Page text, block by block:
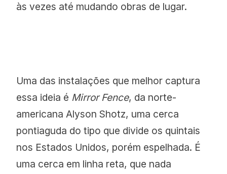
às vezes até mudando obras de lugar.
Uma das instalações que melhor captura
essa ideia é Mirror Fence, da norte-
americana Alyson Shotz, uma cerca
pontiaguda do tipo que divide os quintais
nos Estados Unidos, porém espelhada. É
uma cerca em linha reta, que nada